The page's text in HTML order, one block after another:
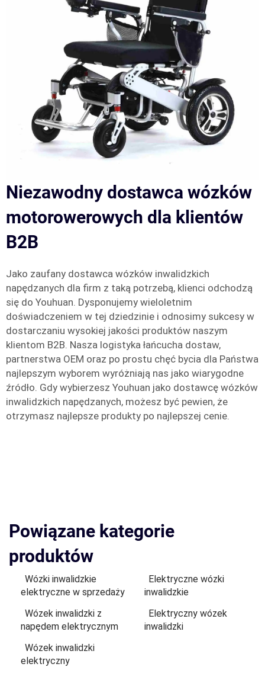
Niezawodny dostawca wózków
motorowerowych dla klientów
B2B
Jako zaufany dostawca wózków inwalidzkich
napędzanych dla firm z taką potrzebą, klienci odchodzą
się do Youhuan. Dysponujemy wieloletnim
doświadczeniem w tej dziedzinie i odnosimy sukcesy w
dostarczaniu wysokiej jakości produktów naszym
klientom B2B. Nasza logistyka łańcucha dostaw,
partnerstwa OEM oraz po prostu chęć bycia dla Państwa
najlepszym wyborem wyróżniają nas jako wiarygodne
źródło. Gdy wybierzesz Youhuan jako dostawcę wózków
inwalidzkich napędzanych, możesz być pewien, że
otrzymasz najlepsze produkty po najlepszej cenie.
Powiązane kategorie
produktów
Wózki inwalidzkie
elektryczne w sprzedaży
Elektryczne wózki
inwalidzkie
Wózek inwalidzki z
napędem elektrycznym
Elektryczny wózek
inwalidzki
Wózek inwalidzki
elektryczny